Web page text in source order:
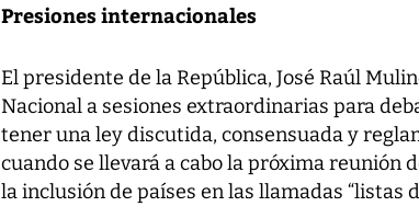
Presiones internacionales
El presidente de la República, José Raúl
Nacional a sesiones extraordinarias para
tener una ley discutida, consensuada y
cuando se llevará a cabo la próxima reunión
la inclusión de países en las llamadas “listas